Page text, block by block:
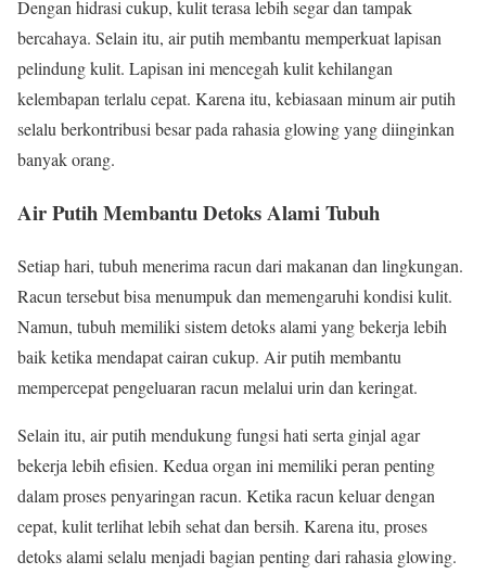
Dengan hidrasi cukup, kulit terasa lebih segar dan tampak
bercahaya. Selain itu, air putih membantu memperkuat lapisan
pelindung kulit. Lapisan ini mencegah kulit kehilangan
kelembapan terlalu cepat. Karena itu, kebiasaan minum air putih
selalu berkontribusi besar pada rahasia glowing yang diinginkan
banyak orang.
Air Putih Membantu Detoks Alami Tubuh
Setiap hari, tubuh menerima racun dari makanan dan lingkungan.
Racun tersebut bisa menumpuk dan memengaruhi kondisi kulit.
Namun, tubuh memiliki sistem detoks alami yang bekerja lebih
baik ketika mendapat cairan cukup. Air putih membantu
mempercepat pengeluaran racun melalui urin dan keringat.
Selain itu, air putih mendukung fungsi hati serta ginjal agar
bekerja lebih efisien. Kedua organ ini memiliki peran penting
dalam proses penyaringan racun. Ketika racun keluar dengan
cepat, kulit terlihat lebih sehat dan bersih. Karena itu, proses
detoks alami selalu menjadi bagian penting dari rahasia glowing.